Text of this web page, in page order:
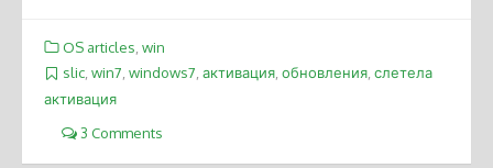
OS articles win
slic, win7, windows7, активация, обновления, слетела
активация
3 Comments